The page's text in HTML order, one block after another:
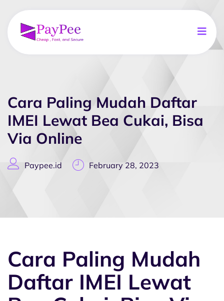
Cara Paling Mudah Daftar
IMEI Lewat Bea Cukai, Bisa
Via Online
Paypee.id February 28, 2023
Cara Paling Mudah
Daftar IMEI Lewat